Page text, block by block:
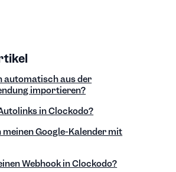
automatisch aus der
importieren?
in Clockodo?
meinen Google-Kalender mit
Webhook in Clockodo?